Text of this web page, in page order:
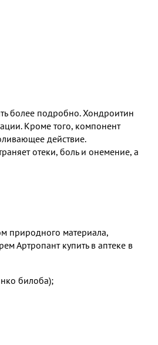
более подробно. Хондроитин
Кроме того, компонент
действие.
отеки, боль и онемение, а
природного материала,
Артропант купить в аптеке в
билоба);